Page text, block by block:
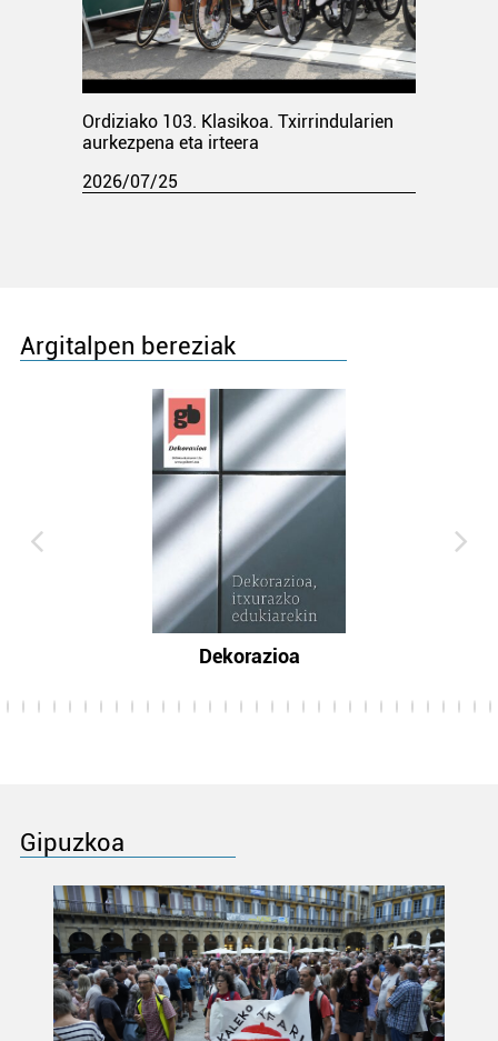
Ordiziako 103. Klasikoa. Txirrindularien
aurkezpena eta irteera
2026/07/25
Argitalpen bereziak
Dekorazioa
Gipuzkoa